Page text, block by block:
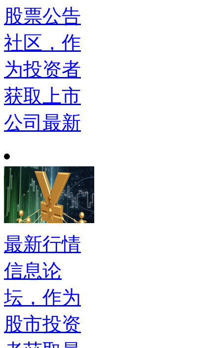
股票公告
社区，作
为投资者
获取上市
公司最新
最新行情
信息论
坛，作为
股市投资